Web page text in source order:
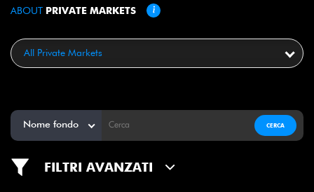
ABOUT PRIVATE MARKETS
All Private Markets
FILTRI AVANZATI
Nome fondo